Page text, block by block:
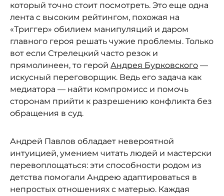
который точно стоит посмотреть. Это еще одна
лента с высоким рейтингом, похожая на
«Триггер» обилием манипуляций и даром
главного героя решать чужие проблемы. Только
вот если Стрелецкий часто резок и
прямолинеен, то герой Андрея Бурковского —
искусный переговорщик. Ведь его задача как
медиатора — найти компромисс и помочь
сторонам прийти к разрешению конфликта без
обращения в суд.
Андрей Павлов обладает невероятной
интуицией, умением читать людей и мастерски
перевоплощаться: эти способности родом из
детства помогали Андрею адаптироваться в
непростых отношениях с матерью. Каждая